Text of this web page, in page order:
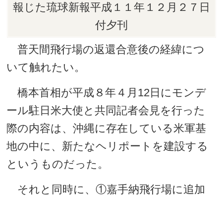
報じた琉球新報平成１１年１２月２７日
付夕刊
普天間飛行場の返還合意後の経緯につ
いて触れたい。
橋本首相が平成８年４月12日にモンデ
ール駐日米大使と共同記者会見を行った
際の内容は、沖縄に存在している米軍基
地の中に、新たなヘリポートを建設する
というものだった。
それと同時に、①嘉手納飛行場に追加